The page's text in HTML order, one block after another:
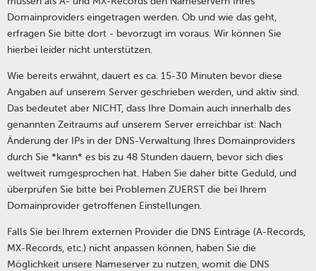
Domainproviders eingetragen werden. Ob und wie das geht,
erfragen Sie bitte dort - bevorzugt im voraus. Wir können Sie
hierbei leider nicht unterstützen.
Wie bereits erwähnt, dauert es ca. 15-30 Minuten bevor diese
Angaben auf unserem Server geschrieben werden, und aktiv sind.
Das bedeutet aber NICHT, dass Ihre Domain auch innerhalb des
genannten Zeitraums auf unserem Server erreichbar ist: Nach
Änderung der IPs in der DNS-Verwaltung Ihres Domainproviders
durch Sie *kann* es bis zu 48 Stunden dauern, bevor sich dies
weltweit rumgesprochen hat. Haben Sie daher bitte Geduld, und
überprüfen Sie bitte bei Problemen ZUERST die bei Ihrem
Domainprovider getroffenen Einstellungen.
Falls Sie bei Ihrem externen Provider die DNS Einträge (A-Records,
MX-Records, etc.) nicht anpassen können, haben Sie die
Möglichkeit unsere Nameserver zu nutzen, womit die DNS